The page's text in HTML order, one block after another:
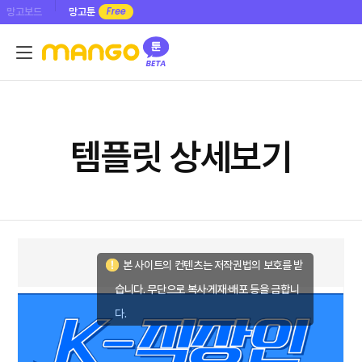
망고보드 망고툰
템플릿 상세보기
본 사이트의 컨텐츠는 저작권법의 보호를 받
습니다. 무단으로 복사·게재·배포 등을 금합니
다.